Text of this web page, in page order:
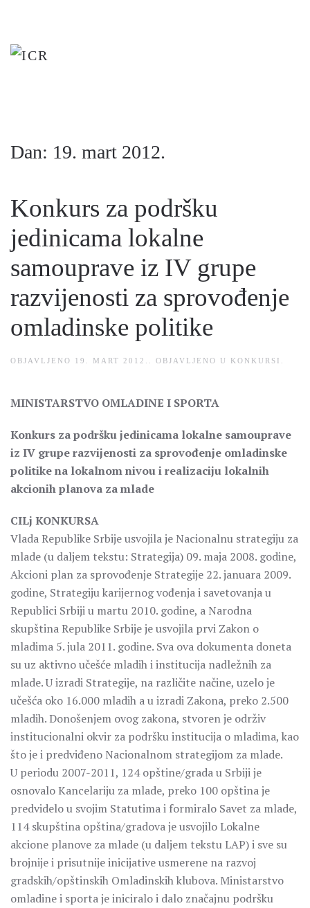
to
Dan: 19. mart 2012.
Konkurs za podršku
jedinicama lokalne
samouprave iz IV grupe
razvijenosti za sprovođenje
omladinske politike
OBJAVLJENO 19. MART 2012. . OBJAVLJENO U KONKURSI
MINISTARSTVO OMLADINE I SPORTA
Konkurs za podršku jedinicama lokalne samouprave
iz IV grupe razvijenosti za sprovođenje omladinske
politike na lokalnom nivou i realizaciju lokalnih
akcionih planova za mlade
CILj KONKURSA
Vlada Republike Srbije usvojila je Nacionalnu strategiju za
mlade (u daljem tekstu: Strategija) 09. maja 2008. godine,
Akcioni plan za sprovođenje Strategije 22. januara 2009.
godine, Strategiju karijernog vođenja i savetovanja u
Republici Srbiji u martu 2010. godine, a Narodna
skupština Republike Srbije je usvojila prvi Zakon o
mladima 5. jula 2011. godine. Sva ova dokumenta doneta
su uz aktivno učešće mladih i institucija nadležnih za
mlade. U izradi Strategije, na različite načine, uzelo je
učešća oko 16.000 mladih a u izradi Zakona, preko 2.500
mladih. Donošenjem ovog zakona, stvoren je održiv
institucionalni okvir za podršku institucija o mladima, kao
što je i predviđeno Nacionalnom strategijom za mlade.
U periodu 2007-2011, 124 opštine/grada u Srbiji je
osnovalo Kancelariju za mlade, preko 100 opština je
predvidelo u svojim Statutima i formiralo Savet za mlade,
114 skupština opština/gradova je usvojilo Lokalne
akcione planove za mlade (u daljem tekstu LAP) i sve su
brojnije i prisutnije inicijative usmerene na razvoj
gradskih/opštinskih Omladinskih klubova. Ministarstvo
omladine i sporta je iniciralo i dalo značajnu podršku